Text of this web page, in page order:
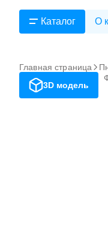
Каталог О
Главная страница
3D модель